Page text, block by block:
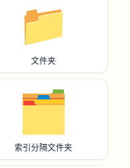
📁
文件夹
🗂️
索引分隔文件夹